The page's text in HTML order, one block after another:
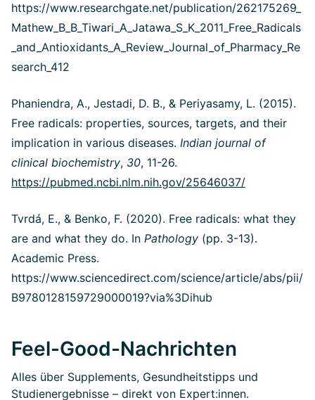
https://www.researchgate.net/publication/262175269_
Mathew_B_B_Tiwari_A_Jatawa_S_K_2011_Free_Radicals
_and_Antioxidants_A_Review_Journal_of_Pharmacy_Re
search_412
Phaniendra, A., Jestadi, D. B., & Periyasamy, L. (2015).
Free radicals: properties, sources, targets, and their
implication in various diseases. Indian journal of
clinical biochemistry, 30, 11-26.
https://pubmed.ncbi.nlm.nih.gov/25646037/
Tvrdá, E., & Benko, F. (2020). Free radicals: what they
are and what they do. In Pathology (pp. 3-13).
Academic Press.
https://www.sciencedirect.com/science/article/abs/pii/
B9780128159729000019?via%3Dihub
Feel-Good-Nachrichten
Alles über Supplements, Gesundheitstipps und
Studienergebnisse – direkt von Expert:innen.